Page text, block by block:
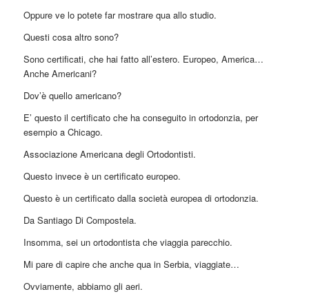
Oppure ve lo potete far mostrare qua allo studio.
Questi cosa altro sono?
Sono certificati, che hai fatto all’estero. Europeo, America…
Anche Americani?
Dov’è quello americano?
E’ questo il certificato che ha conseguito in ortodonzia, per
esempio a Chicago.
Associazione Americana degli Ortodontisti.
Questo invece è un certificato europeo.
Questo è un certificato dalla società europea di ortodonzia.
Da Santiago Di Compostela.
Insomma, sei un ortodontista che viaggia parecchio.
Mi pare di capire che anche qua in Serbia, viaggiate…
Ovviamente, abbiamo gli aeri.